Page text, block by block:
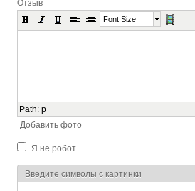
Отзыв
Font Size
Path:p
Добавить фото
Я не робот
Я спамер
Введите символы с картинки